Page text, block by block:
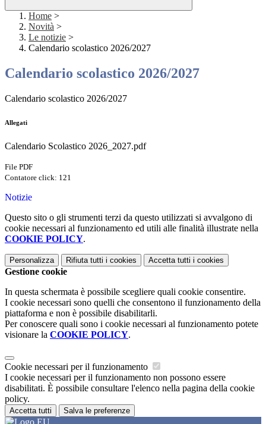
Home >
Novità >
Le notizie >
Calendario scolastico 2026/2027
Calendario scolastico 2026/2027
Calendario scolastico 2026/2027
Allegati
Calendario Scolastico 2026_2027.pdf
File PDF
Contatore click: 121
Notizie
Questo sito o gli strumenti terzi da questo utilizzati si avvalgono di
cookie necessari al funzionamento ed utili alle finalità illustrate nella
COOKIE POLICY.
Personalizza Rifiuta tutti i cookies Accetta tutti i cookies
Gestione cookie
In questa schermata è possibile scegliere quali cookie consentire.
I cookie necessari sono quelli che consentono il funzionamento della
piattaforma e non è possibile disabilitarli.
Per conoscere quali sono i cookie necessari al funzionamento potete
visionare la COOKIE POLICY.
Cookie necessari per il funzionamento
I cookie necessari per il funzionamento non possono essere
disabilitati. È possibile consultare l'elenco nella pagina della cookie
policy.
Accetta tutti Salva le preferenze